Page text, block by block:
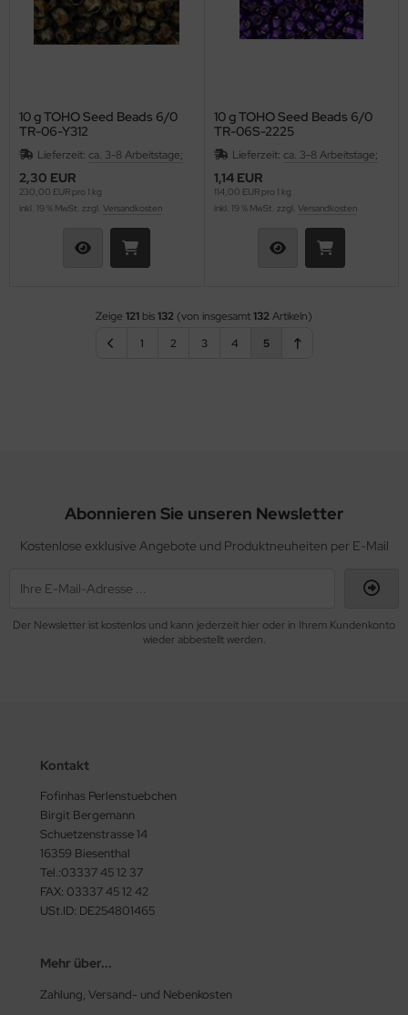
10 g TOHO Seed Beads 6/0
TR-06-Y312
Lieferzeit: ca. 3-8 Arbeitstage;
2,30 EUR
230,00 EUR pro 1 kg
inkl. 19 % MwSt. zzgl. Versandkosten
10 g TOHO Seed Beads 6/0
TR-06S-2225
Lieferzeit: ca. 3-8 Arbeitstage;
1,14 EUR
114,00 EUR pro 1 kg
inkl. 19 % MwSt. zzgl. Versandkosten
Zeige 121 bis132 (von insgesamt132Artikeln)
1
2 3 4 5
Abonnieren Sie unseren Newsletter
Kostenlose exklusive Angebote und Produktneuheiten per E-Mail
Der Newsletter ist kostenlos und kann jederzeit hier oder in Ihrem Kundenkonto
wieder abbestellt werden.
Kontakt
Fofinhas Perlenstuebchen
Birgit Bergemann
Schuetzenstrasse 14
16359 Biesenthal
Tel.:03337 45 12 37
FAX: 03337 45 12 42
USt.ID: DE254801465
Mehr über...
Zahlung, Versand- und Nebenkosten